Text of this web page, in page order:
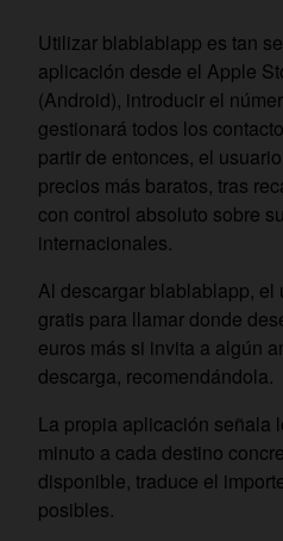
Utilizar blablablapp es tan
aplicación desde el Apple
(Android), introducir el
gestionará todos los
partir de entonces, el
precios más baratos, tras
con control absoluto sobre
internacionales.
Al descargar blablablapp, el
gratis para llamar donde
euros más si invita a algún
descarga, recomendándola.
La propia aplicación señala
minuto a cada destino
disponible, traduce el
posibles.